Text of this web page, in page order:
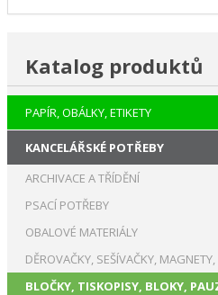
Katalog produktů
PAPÍR, OBÁLKY, ETIKETY
KANCELÁŘSKÉ POTŘEBY
ARCHIVACE A TŘÍDĚNÍ
PSACÍ POTŘEBY
OBALOVÉ MATERIÁLY
DĚROVAČKY, SEŠÍVAČKY,
BLOČKY, TISKOPISY, BLOKY,